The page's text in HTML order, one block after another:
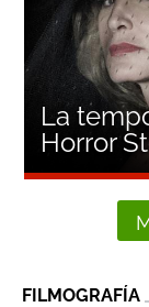
La
Horror
FILMOGRAFÍA